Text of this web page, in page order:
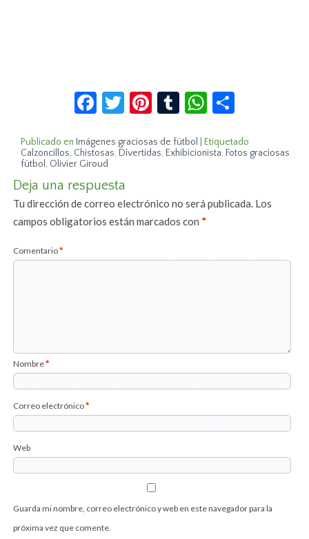
Facebook
Twitter
Pinterest
TumblrWhatsApp
Publicado en Imágenes graciosas de fútbol
Etiquetado
Calzoncillos, Chistosas, Divertidas, Exhibicionista, Fotos graciosas
fútbol, Olivier Giroud
Deja una respuesta
Tu dirección de correo electrónico no será publicada. Los
campos obligatorios están marcados con*
Comentario*
Nombre*
Correo electrónico*
Web
Guarda mi nombre, correo electrónico y web en este navegador para la
próxima vez que comente.